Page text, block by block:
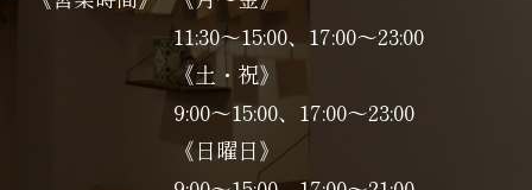
11:30～15:00、17:00～23:00
《土・祝》
9:00～15:00、17:00〜23:00
《日曜日》